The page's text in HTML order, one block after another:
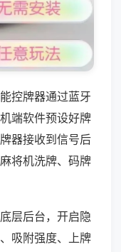
控牌器通过蓝牙
端软件预设好牌
器接收到信号后
将机洗牌、码牌
层后台，开启隐
吸附强度、上牌